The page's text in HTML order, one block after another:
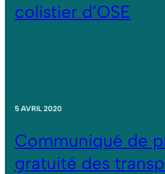
colistier d’OSE
5 AVRIL 2020
Communiqué de
gratuité des